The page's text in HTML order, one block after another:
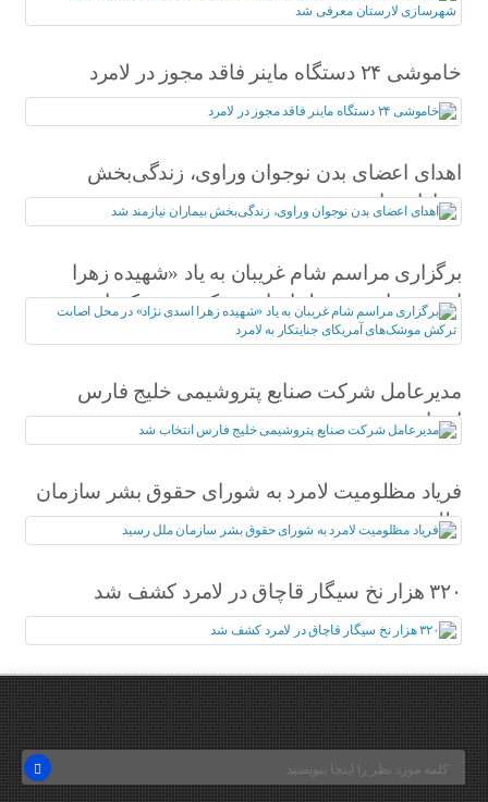
شد
خاموشی ۲۴ دستگاه ماینر فاقد مجوز در لامرد
اهدای اعضای بدن نوجوان وراوی، زندگی‌بخش
بیماران نیازمند شد
برگزاری مراسم شام غریبان به یاد «شهیده زهرا
اسدی نژاد» در محل اصابت ترکش موشک‌های
آمریکای جنایتکار به لامرد
مدیرعامل شرکت صنایع پتروشیمی خلیج فارس
انتخاب شد
فریاد مظلومیت لامرد به شورای حقوق بشر سازمان
ملل رسید
۳۲۰ هزار نخ سیگار قاچاق در لامرد کشف شد